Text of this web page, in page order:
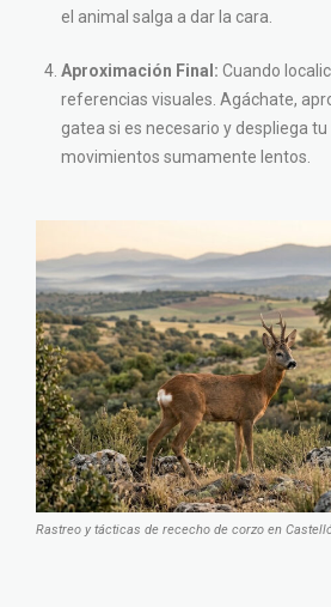
el animal salga a dar la cara.
Aproximación Final: Cuando
referencias visuales. Agáchate,
gatea si es necesario y despliega tu
movimientos sumamente lentos.
Rastreo y tácticas de rececho de corzo en